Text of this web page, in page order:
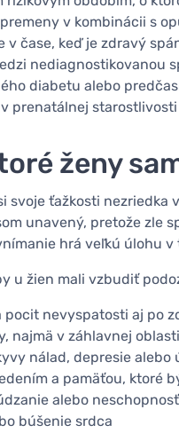
v kombinácii s
v čase, keď je zdravý
nediagnostikovanou
diabetu alebo
prenatálnej
ženy
svoje ťažkosti
unavený, pretože zle
hrá veľkú úlohu
u žien mali vzbudiť
pocit nevyspatosti aj po
najmä v záhlavnej oblasti
nálad, depresie alebo
a pamäťou, ktoré
alebo
búšenie srdca